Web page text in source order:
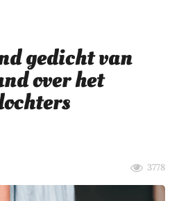
gedicht van
over het
3778